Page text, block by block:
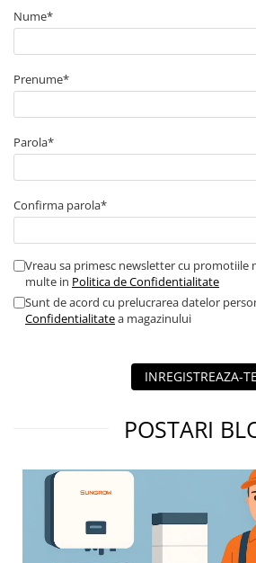
Butoane
Contactoare
Contactor industrial
Contactor modular
Descarcatoare
Piesa separatie
Platbanda
Intrerupatoare automate
AFDD
Intrerupatoare automate de putere
Intrerupatoare automate modulare
Separator fuzibil
Sigurante fuzibile
Nume*
Prenume*
Parola*
Confirma parola*
Vreau sa primesc newsletter cu promotiile
multe in Politica de Confidentialitate
Sunt de acord cu prelucrarea datelor
Confidentialitatea magazinului
INREGISTREAZA-TE
POSTARI